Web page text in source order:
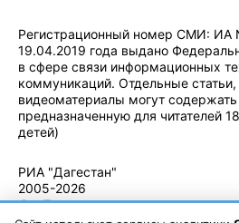
Регистрационный номер СМИ: ИА
19.04.2019 года выдано
в сфере связи информационных
коммуникаций. Отдельные статьи,
видеоматериалы могут
предназначенную для читателей
детей)
РИА "Дагестан"
2005-2026
© - Правила